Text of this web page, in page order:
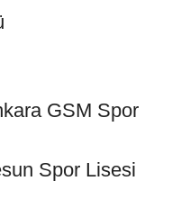
GSM Spor
Spor Lisesi